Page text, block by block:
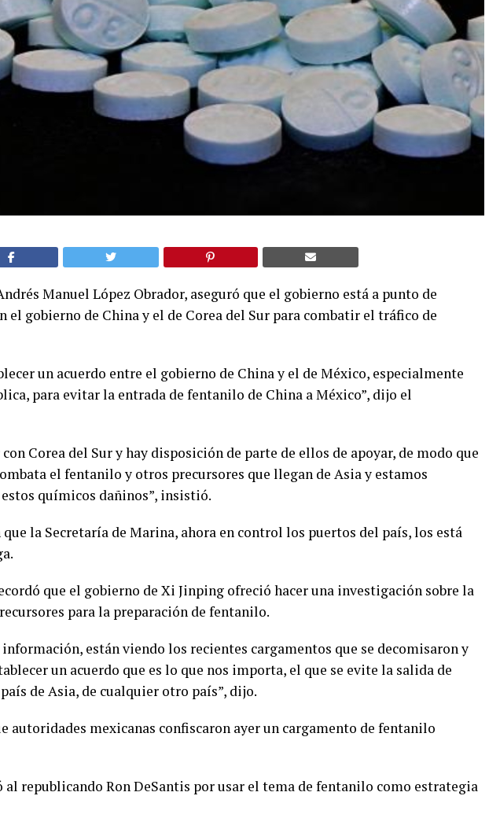
Manuel López Obrador, aseguró que el gobierno está a punto de
el gobierno de China y el de Corea del Sur para combatir el tráfico de
un acuerdo entre el gobierno de China y el de México, especialmente
para evitar la entrada de fentanilo de China a México”, dijo el
Corea del Sur y hay disposición de parte de ellos de apoyar, de modo que
el fentanilo y otros precursores que llegan de Asia y estamos
químicos dañinos”, insistió.
la Secretaría de Marina, ahora en control los puertos del país, los está
que el gobierno de Xi Jinping ofreció hacer una investigación sobre la
para la preparación de fentanilo.
información, están viendo los recientes cargamentos que se decomisaron y
un acuerdo que es lo que nos importa, el que se evite la salida de
de Asia, de cualquier otro país”, dijo.
autoridades mexicanas confiscaron ayer un cargamento de fentanilo
republicando Ron DeSantis por usar el tema de fentanilo como estrategia